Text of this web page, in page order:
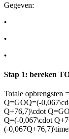
Gegeven:
•
•
•
Stap 1: bereken
Totale opbrengsten
Q=GOQ=(-
Q+76,7)\cdot
Q=(-0,067\cdot
(-